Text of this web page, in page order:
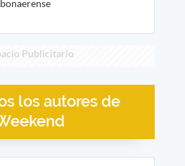
bonaerense
Publicitario
los autores de